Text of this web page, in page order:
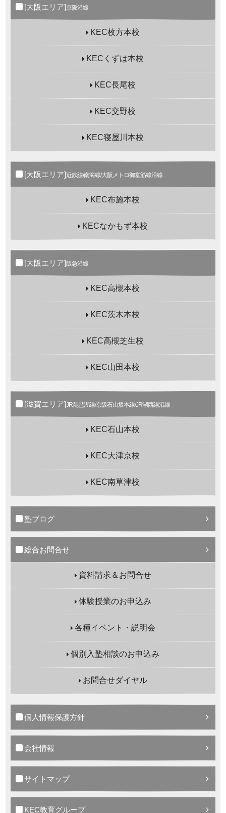
[大阪エリア]京阪沿線
KEC枚方本校
KECくずは本校
KEC長尾校
KEC交野校
KEC寝屋川本校
[大阪エリア]近鉄線/南海線/大阪メトロ御堂筋線沿線
KEC布施本校
KECなかもず本校
[大阪エリア]阪急沿線
KEC高槻本校
KEC茨木本校
KEC高槻芝生校
KEC山田本校
[滋賀エリア]JR琵琶湖線/京阪石山坂本線/JR湖西線沿線
KEC石山本校
KEC大津京校
KEC南草津校
塾ブログ
総合お問合せ
資料請求＆お問合せ
体験授業のお申込み
各種イベント・説明会
個別入塾相談のお申込み
お問合せダイヤル
個人情報保護方針
会社情報
サイトマップ
KEC教育グループ